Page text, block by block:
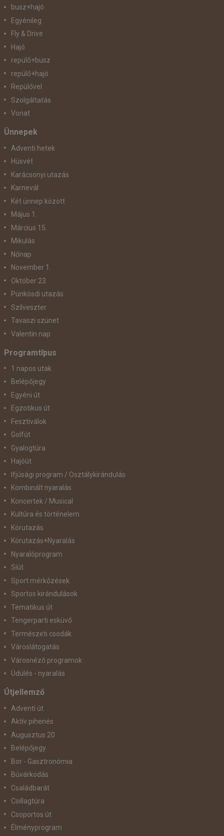
busz+hajó
Egyénileg
Fly & Drive
Hajó
repülő+busz
repülő+hajó
Repülővel
Szolgáltatás
Vonat
Ünnepek
Adventi hetek
Húsvét
Karácsonyi utazás
Karnevál
Két ünnep között
Május 1.
Március 15.
Mikulás
Nőnap
November 1.
Október 23.
Pünkösdi utazás
Szilveszter
Tavaszi szünet
Valentin nap
Programtípus
1 napos utak
Belépőjegy
Egyéni út
Egzotikus út
Fesztiválok
Golfút
Gyalogtúra
Hajóút
Ifjúsági program / Osztálykirándulás
Kombinált nyaralás
Koncertek / Musical
Kultúra és történelem
Körutazás
Körutazás+Nyaralás
Nyaralóprogram
Síút
Sport mérkőzések
Sportos kirándulások
Tematikus út
Tengerparti esküvő
Természeti csodák
Városlátogatás
Városnéző programok
Üdülés - nyaralás
Útjellemző
Adventi út
Aktív pihenés
Augusztus 20
Belépőjegy
Bor - Gasztronómia
Búvárkodás
Családbarát
Csillagtúra
Csoportos út
Élményprogram